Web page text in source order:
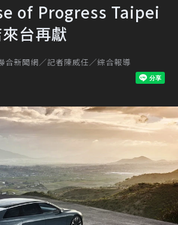
of Progress Taipei
台再獻
合新聞網／記者陳威任／綜合報導